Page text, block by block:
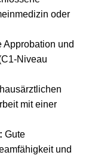
oder
Approbation und
Niveau
mit einer
Gute
und